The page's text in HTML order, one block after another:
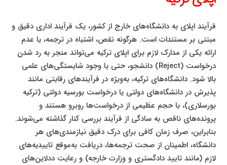
فرآیند اپلای به دانشگاه‌های خارج از کشور، یک فرآیند اداری دقیق و
مبتنی بر مستندات است. هرگونه نقص، اشتباه در ترجمه، یا عدم
ارائه یکی از مدارک لازم برای اپلای ترکیه می‌تواند منجر به رد شدن
درخواست (Reject) دانشجو، حتی با وجود شایستگی‌های علمی
بالا شود. دانشگاه‌های ترکیه، به‌ویژه در فرآیندهای رقابتی مانند
پذیرش در دانشگاه‌های دولتی یا درخواست بورسیه دولتی (ترکیه
بورسلاری)، با حجم عظیمی از درخواست‌ها روبرو هستند و
پرونده‌های ناقص به سادگی از فرآیند بررسی کنار گذاشته می‌شوند.
بنابراین، صرف زمان کافی برای درک دقیق نیازمندی‌های هر
دانشگاه، اطمینان از صحت ترجمه‌ها، دریافت به‌موقع تاییدیه‌های
لازم (مانند تایید دادگستری و وزارت خارجه) و رعایت ددلاین‌های